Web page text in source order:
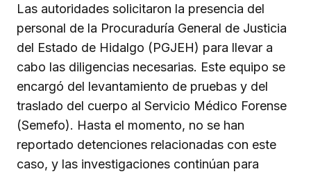
Las autoridades solicitaron la presencia del
personal de la Procuraduría General de Justicia
del Estado de Hidalgo (PGJEH) para llevar a
cabo las diligencias necesarias. Este equipo se
encargó del levantamiento de pruebas y del
traslado del cuerpo al Servicio Médico Forense
(Semefo). Hasta el momento, no se han
reportado detenciones relacionadas con este
caso, y las investigaciones continúan para